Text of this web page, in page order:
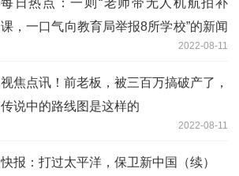
课，一口气向教育局举报8所学校”的新闻
2022-08-11
视焦点讯！前老板，被三百万搞破产了，
传说中的路线图是这样的
2022-08-11
快报：打过太平洋，保卫新中国（续）